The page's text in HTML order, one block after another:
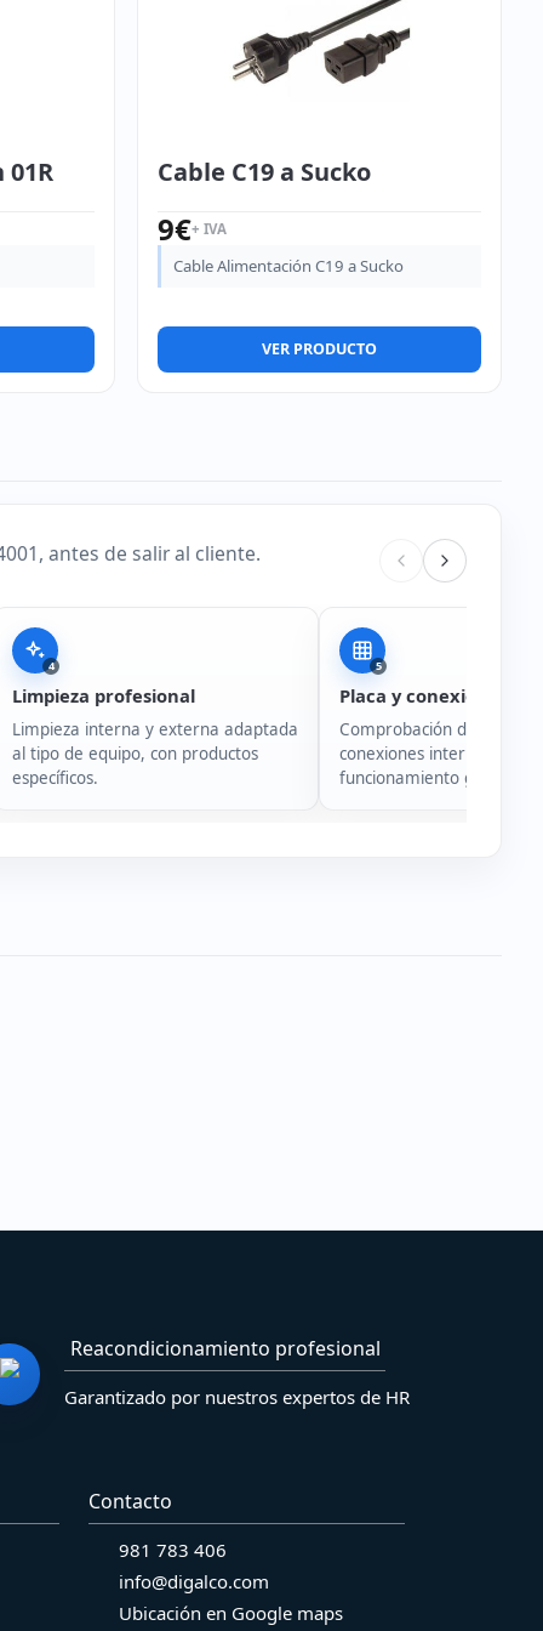
Cable C19 a Sucko
9€+ IVA
Cable Alimentación C19 a Sucko
VER PRODUCTO
antes de salir al cliente.
4
Limpieza profesional
Limpieza interna y externa adaptada
al tipo de equipo, con productos
específicos.
5
Placa y conexiones
Comprobación de placa
conexiones internas y
funcionamiento general
Reacondicionamiento profesional
Garantizado por nuestros expertos de HR
Contacto
981 783 406
info@digalco.com
Ubicación en Google maps